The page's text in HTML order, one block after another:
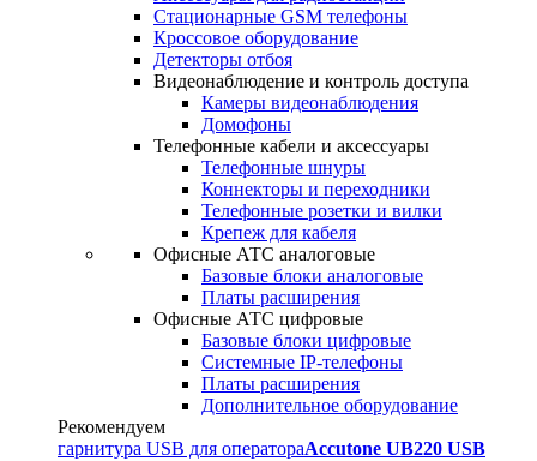
Стационарные GSM телефоны
Кроссовое оборудование
Детекторы отбоя
Видеонаблюдение и контроль доступа
Камеры видеонаблюдения
Домофоны
Телефонные кабели и аксессуары
Телефонные шнуры
Коннекторы и переходники
Телефонные розетки и вилки
Крепеж для кабеля
Офисные АТС аналоговые
Базовые блоки аналоговые
Платы расширения
Офисные АТС цифровые
Базовые блоки цифровые
Системные IP-телефоны
Платы расширения
Дополнительное оборудование
Рекомендуем
гарнитура USB для оператораAccutone UB220 USB